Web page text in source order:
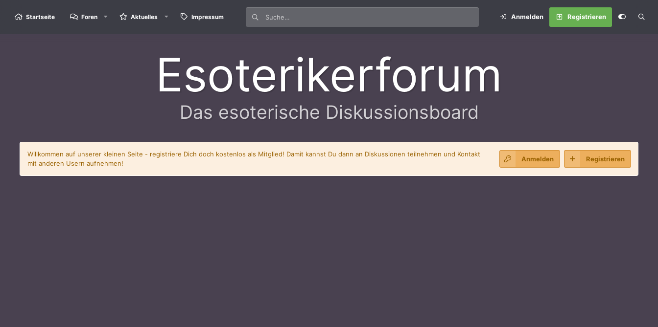
Startseite Foren Aktuelles Impressum Anmelden Registrieren
Esoterikerforum
Das esoterische Diskussionsboard
Willkommen auf unserer kleinen Seite - registriere Dich doch kostenlos als Mitglied! Damit kannst Du dann an Diskussionen teilnehmen und Kontakt
mit anderen Usern aufnehmen!
Anmelden Registrieren